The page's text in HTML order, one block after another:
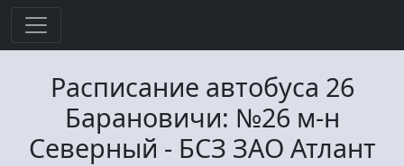
Расписание автобуса 26
Барановичи: №26 м-н
Северный - БСЗ ЗАО Атлант